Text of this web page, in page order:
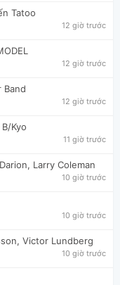
Tatoo
12 giờ trước
12 giờ trước
Band
12 giờ trước
Kyo
11 giờ trước
Larry Coleman
10 giờ trước
10 giờ trước
Victor Lundberg
10 giờ trước